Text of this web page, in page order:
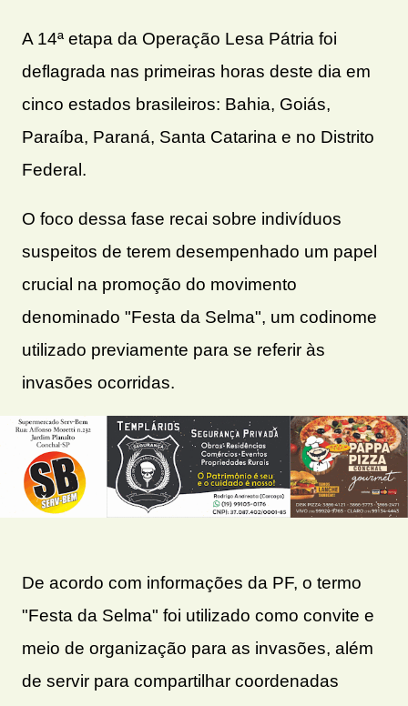
A 14ª etapa da Operação Lesa Pátria foi
deflagrada nas primeiras horas deste dia em
cinco estados brasileiros: Bahia, Goiás,
Paraíba, Paraná, Santa Catarina e no Distrito
Federal.
O foco dessa fase recai sobre indivíduos
suspeitos de terem desempenhado um papel
crucial na promoção do movimento
denominado "Festa da Selma", um codinome
utilizado previamente para se referir às
invasões ocorridas.
De acordo com informações da PF, o termo
"Festa da Selma" foi utilizado como convite e
meio de organização para as invasões, além
de servir para compartilhar coordenadas